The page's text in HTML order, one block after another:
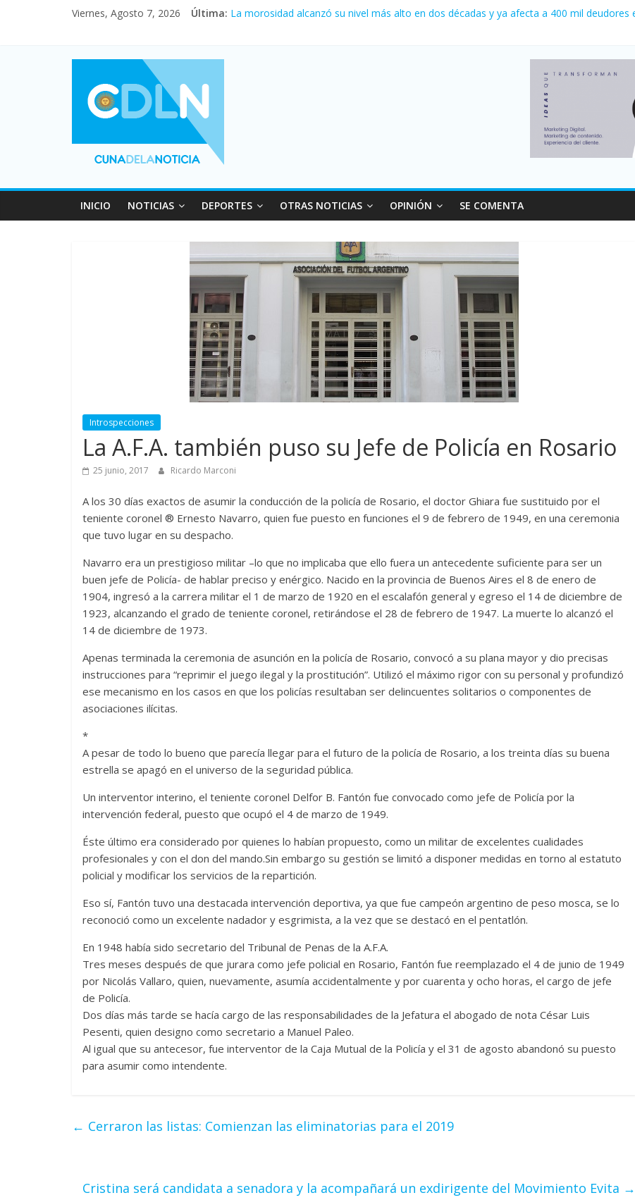
Viernes, Agosto 7, 2026 Última: Central venció 1 a 0 al River de Coudet en el Monumental
Vacaciones de invierno con más movimiento y consumo turístico: 4,6 millones de
Fuerte caída de la venta de autos usados en julio: bajó un 12,6% interanual
INICIO NOTICIAS DEPORTES OTRAS NOTICIAS OPINIÓN SE COMENTA
Introspecciones
La A.F.A. también puso su Jefe de Policía en Rosario
25 junio, 2017 Ricardo Marconi
A los 30 días exactos de asumir la conducción de la policía de Rosario, el doctor Ghiara fue sustituido por el
teniente coronel ® Ernesto Navarro, quien fue puesto en funciones el 9 de febrero de 1949, en una ceremonia
que tuvo lugar en su despacho.
Navarro era un prestigioso militar –lo que no implicaba que ello fuera un antecedente suficiente para ser un
buen jefe de Policía- de hablar preciso y enérgico. Nacido en la provincia de Buenos Aires el 8 de enero de
1904, ingresó a la carrera militar el 1 de marzo de 1920 en el escalafón general y egreso el 14 de diciembre de
1923, alcanzando el grado de teniente coronel, retirándose el 28 de febrero de 1947. La muerte lo alcanzó el
14 de diciembre de 1973.
Apenas terminada la ceremonia de asunción en la policía de Rosario, convocó a su plana mayor y dio precisas
instrucciones para “reprimir el juego ilegal y la prostitución”. Utilizó el máximo rigor con su personal y profundizó
ese mecanismo en los casos en que los policías resultaban ser delincuentes solitarios o componentes de
asociaciones ilícitas.
*
A pesar de todo lo bueno que parecía llegar para el futuro de la policía de Rosario, a los treinta días su buena
estrella se apagó en el universo de la seguridad pública.
Un interventor interino, el teniente coronel Delfor B. Fantón fue convocado como jefe de Policía por la
intervención federal, puesto que ocupó el 4 de marzo de 1949.
Éste último era considerado por quienes lo habían propuesto, como un militar de excelentes cualidades
profesionales y con el don del mando.Sin embargo su gestión se limitó a disponer medidas en torno al estatuto
policial y modificar los servicios de la repartición.
Eso sí, Fantón tuvo una destacada intervención deportiva, ya que fue campeón argentino de peso mosca, se lo
reconoció como un excelente nadador y esgrimista, a la vez que se destacó en el pentatlón.
En 1948 había sido secretario del Tribunal de Penas de la A.F.A.
Tres meses después de que jurara como jefe policial en Rosario, Fantón fue reemplazado el 4 de junio de 1949
por Nicolás Vallaro, quien, nuevamente, asumía accidentalmente y por cuarenta y ocho horas, el cargo de jefe
de Policía.
Dos días más tarde se hacía cargo de las responsabilidades de la Jefatura el abogado de nota César Luis
Pesenti, quien designo como secretario a Manuel Paleo.
Al igual que su antecesor, fue interventor de la Caja Mutual de la Policía y el 31 de agosto abandonó su puesto
para asumir como intendente.
← Cerraron las listas: Comienzan las eliminatorias para el 2019
Cristina será candidata a senadora y la acompañará un exdirigente del Movimiento Evita →